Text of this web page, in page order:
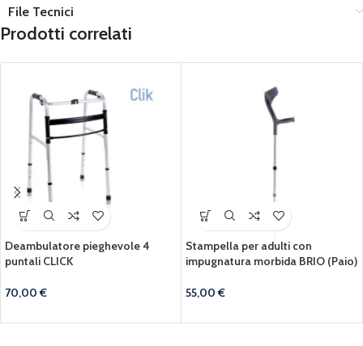
File Tecnici
Prodotti correlati
Deambulatore pieghevole 4
puntali CLICK
70,00€
Stampella per adulti con
impugnatura morbida BRIO (Paio)
55,00€